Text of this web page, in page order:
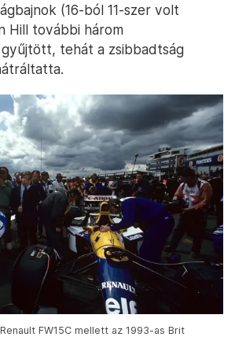
(16-ból 11-szer volt
Hill további három
tehát a zsibbadtság
FW15C mellett az 1993-as Brit